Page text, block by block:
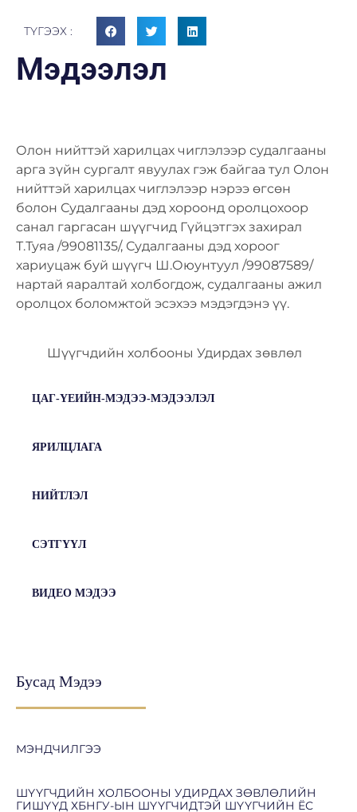
ТҮГЭЭХ :
Мэдээлэл
Олон нийттэй харилцах чиглэлээр судалгааны
арга зүйн сургалт явуулах гэж байгаа тул Олон
нийттэй харилцах чиглэлээр нэрээ өгсөн
болон Судалгааны дэд хороонд оролцохоор
санал гаргасан шүүгчид Гүйцэтгэх захирал
Т.Туяа /99081135/, Судалгааны дэд хороог
хариуцаж буй шүүгч Ш.Оюунтуул /99087589/
нартай яаралтай холбогдож, судалгааны ажил
оролцох боломжтой эсэхээ мэдэгдэнэ үү.
Шүүгчдийн холбооны Удирдах зөвлөл
ЦАГ-ҮЕИЙН-МЭДЭЭ-МЭДЭЭЛЭЛ
ЯРИЛЦЛАГА
НИЙТЛЭЛ
СЭТГҮҮЛ
ВИДЕО МЭДЭЭ
Бусад Мэдээ
МЭНДЧИЛГЭЭ
ШҮҮГЧДИЙН ХОЛБООНЫ УДИРДАХ ЗӨВЛӨЛИЙН
ГИШҮҮД ХБНГУ-ЫН ШҮҮГЧИДТЭЙ ШҮҮГЧИЙН ЁС